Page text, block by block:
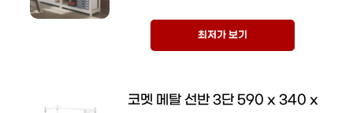
최저가 보기
코멧 메탈 선반 3단 590 x 340 x